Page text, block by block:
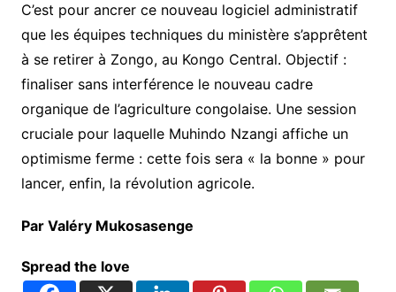
C’est pour ancrer ce nouveau logiciel administratif
que les équipes techniques du ministère s’apprêtent
à se retirer à Zongo, au Kongo Central. Objectif :
finaliser sans interférence le nouveau cadre
organique de l’agriculture congolaise. Une session
cruciale pour laquelle Muhindo Nzangi affiche un
optimisme ferme : cette fois sera « la bonne » pour
lancer, enfin, la révolution agricole.
Par Valéry Mukosasenge
Spread the love